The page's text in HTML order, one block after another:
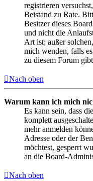
registrieren
Beistand zu Rate.
Besitzer dieses
und nicht die
Art ist; außer
mich wenden, falls
zu diesem Forum
Nach oben
Warum kann ich mich
Es kann sein, dass
komplett
mehr anmelden
Adresse oder der
möchtest, gesperrt
an die Board-
Nach oben